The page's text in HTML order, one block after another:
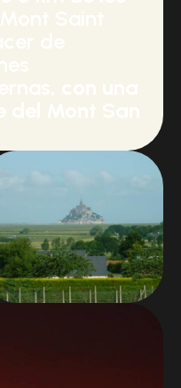
LLEVAR
de miércoles
de 18:00 a
posibles
habitaciones, será
llevar los lunes y
21:00 horas.